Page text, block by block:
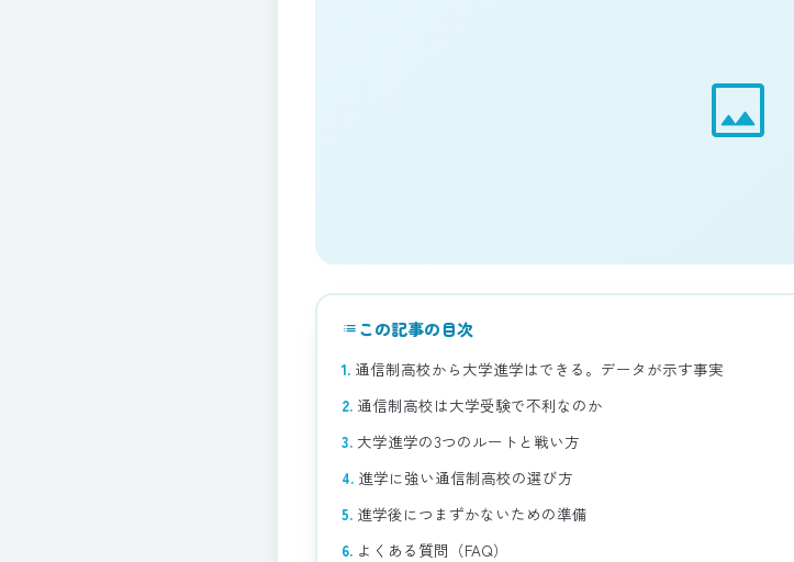
image
list この記事の目次
通信制高校から大学進学はできる。データが示す事実
通信制高校は大学受験で不利なのか
大学進学の3つのルートと戦い方
進学に強い通信制高校の選び方
進学後につまずかないための準備
よくある質問（FAQ）